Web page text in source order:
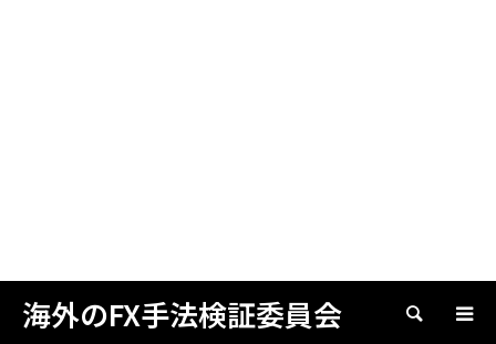
海外のFX手法検証委員会 検索